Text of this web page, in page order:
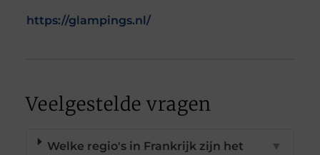
https://glampings.nl/
Veelgestelde vragen
Welke regio's in Frankrijk zijn het
▼